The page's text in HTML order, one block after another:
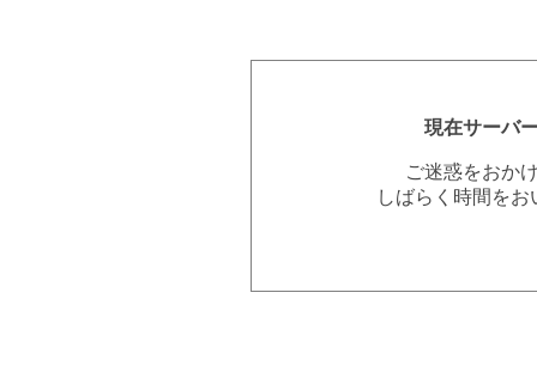
現在サーバ
ご迷惑をおか
しばらく時間を